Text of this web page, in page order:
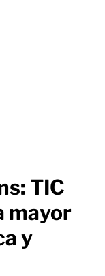
TIC
mayor
y